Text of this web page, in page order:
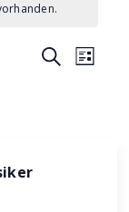
SucheListe